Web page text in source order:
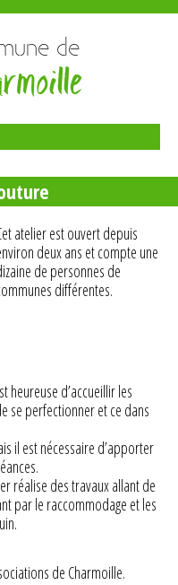
de
atelier est ouvert depuis
deux ans et compte une
de personnes de
différentes.
heureuse d’accueillir les
se perfectionner et ce dans
il est nécessaire d’apporter
réalise des travaux allant de
par le raccommodage et les
de Charmoille.